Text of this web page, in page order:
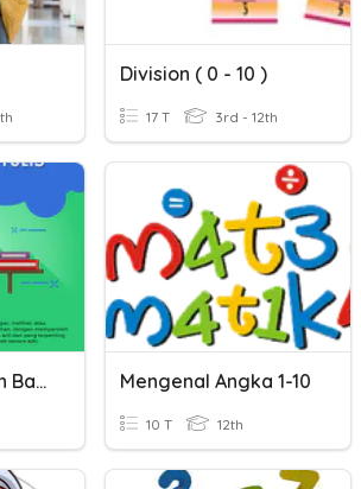
Division ( 0 - 10 )
17 T 3rd - 12th
TPS Pemahaman Bacaan Dan Menulis Mengenal Angka 1-10
10 T 12th